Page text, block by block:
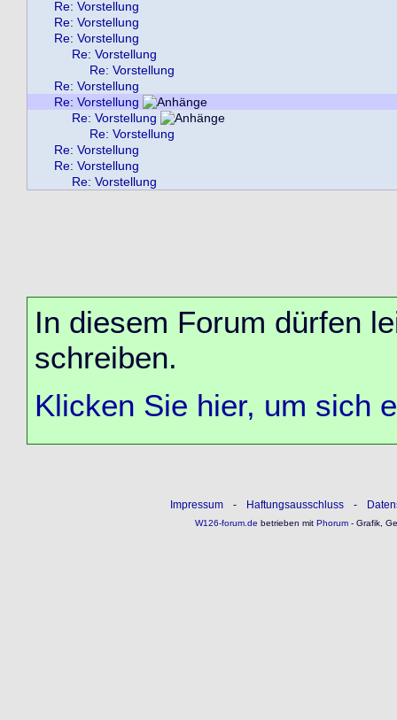
Re: Vorstellung
Re: Vorstellung
Re: Vorstellung
Re: Vorstellung
Re: Vorstellung
Re: Vorstellung
Re: Vorstellung
Re: Vorstellung
Re: Vorstellung
Re: Vorstellung
Re: Vorstellung
Re: Vorstellung
In diesem Forum dürfen
schreiben.
Klicken Sie hier, um sich
Impressum - Haftungsausschluss -
W126-forum.de betrieben mitPhorum- Grafik,